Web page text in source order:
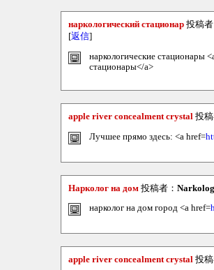
наркологический стационар 投稿者
[返信]
наркологические стационары
стационары</a>
apple river concealment crystal 投稿
Лучшее прямо здесь: <a href=
Нарколог на дом 投稿者：
нарколог на дом город <a href=
apple river concealment crystal 投稿